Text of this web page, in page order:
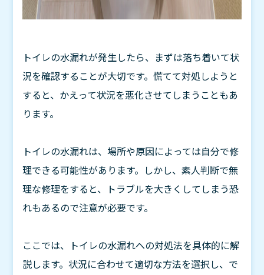
トイレの水漏れが発生したら、まずは落ち着いて状
況を確認することが大切です。慌てて対処しようと
すると、かえって状況を悪化させてしまうこともあ
ります。
トイレの水漏れは、場所や原因によっては自分で修
理できる可能性があります。しかし、素人判断で無
理な修理をすると、トラブルを大きくしてしまう恐
れもあるので注意が必要です。
ここでは、トイレの水漏れへの対処法を具体的に解
説します。状況に合わせて適切な方法を選択し、で